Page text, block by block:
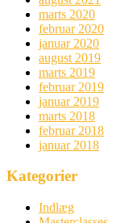
marts 2020
februar 2020
januar 2020
august 2019
marts 2019
februar 2019
januar 2019
marts 2018
februar 2018
januar 2018
Kategorier
Indlæg